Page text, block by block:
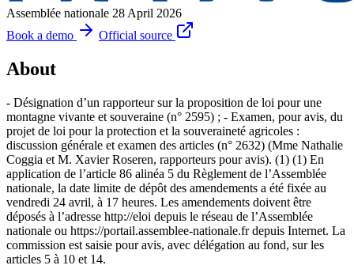
Assemblée nationale 28 April 2026
Book a demo
Official source
About
- Désignation d’un rapporteur sur la proposition de loi pour une
montagne vivante et souveraine (n° 2595) ; - Examen, pour avis, du
projet de loi pour la protection et la souveraineté agricoles :
discussion générale et examen des articles (n° 2632) (Mme Nathalie
Coggia et M. Xavier Roseren, rapporteurs pour avis). (1) (1) En
application de l’article 86 alinéa 5 du Règlement de l’Assemblée
nationale, la date limite de dépôt des amendements a été fixée au
vendredi 24 avril, à 17 heures. Les amendements doivent être
déposés à l’adresse http://eloi depuis le réseau de l’Assemblée
nationale ou https://portail.assemblee-nationale.fr depuis Internet. La
commission est saisie pour avis, avec délégation au fond, sur les
articles 5 à 10 et 14.